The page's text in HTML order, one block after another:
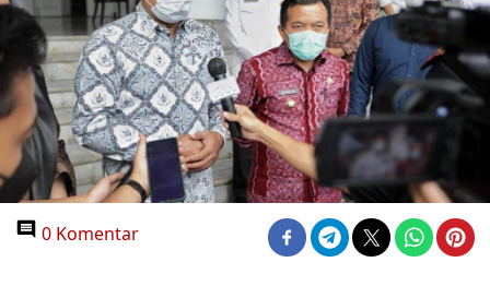
0 Komentar